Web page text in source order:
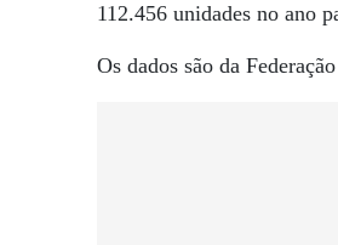
112.456 unidades no ano
Os dados são da